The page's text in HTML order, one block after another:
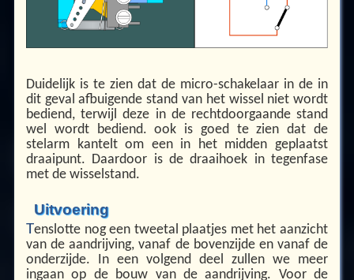
Duidelijk is te zien dat de micro-schakelaar in de in
dit geval afbuigende stand van het wissel niet wordt
bediend, terwijl deze in de rechtdoorgaande stand
wel wordt bediend. ook is goed te zien dat de
stelarm kantelt om een in het midden geplaatst
draaipunt. Daardoor is de draaihoek in tegenfase
met de wisselstand.
Uitvoering
Tenslotte nog een tweetal plaatjes met het aanzicht
van de aandrijving, vanaf de bovenzijde en vanaf de
onderzijde. In een volgend deel zullen we meer
ingaan op de bouw van de aandrijving. Voor de